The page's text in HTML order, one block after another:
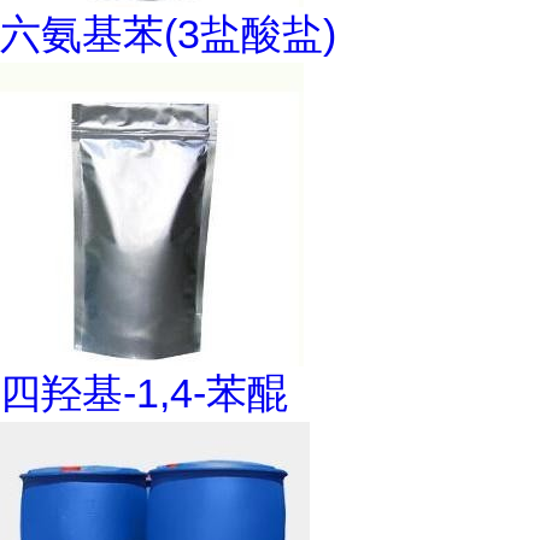
六氨基苯(3盐酸盐)
四羟基-1,4-苯醌